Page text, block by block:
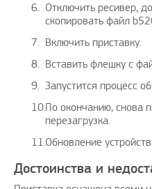
Отключить ресивер,
скопировать файл
Включить приставку.
Вставить флешку с
Запустится процесс
По окончанию, снова
перезагрузка.
Обновление
Достоинства и